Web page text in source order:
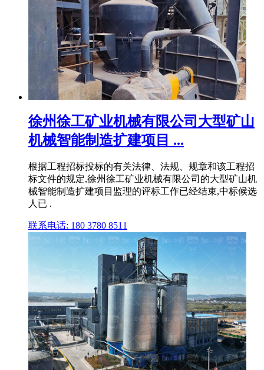
徐州徐工矿业机械有限公司大型矿山
机械智能制造扩建项目 ...
根据工程招标投标的有关法律、法规、规章和该工程招
标文件的规定,徐州徐工矿业机械有限公司的大型矿山机
械智能制造扩建项目监理的评标工作已经结束,中标候选
人已 .
联系电话: 180 3780 8511